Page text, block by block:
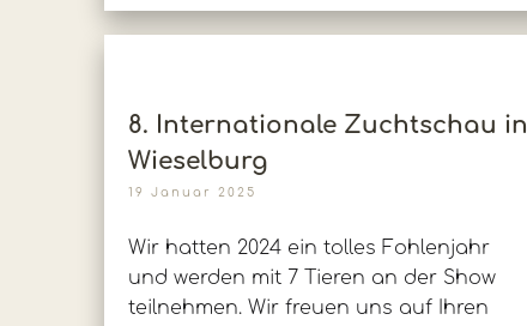
8. Internationale Zuchtschau in
Wieselburg
19 Januar 2025
Wir hatten 2024 ein tolles Fohlenjahr
und werden mit 7 Tieren an der Show
teilnehmen. Wir freuen uns auf Ihren